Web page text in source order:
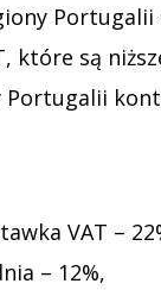
Portugalii
które są
Portugalii
VAT –
– 12%,